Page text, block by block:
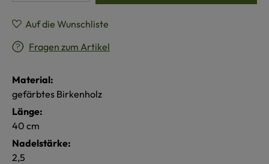
Auf die Wunschliste
Fragen zum Artikel
Material:
gefärbtes Birkenholz
Länge:
40 cm
Nadelstärke:
2,5